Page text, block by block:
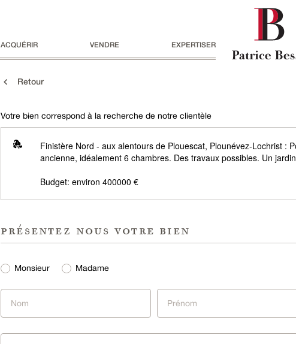
ACQUÉRIR VENDRE EXPERTISER
Retour
Votre bien correspond à la recherche de notre clientèle
Finistère Nord - aux alentours de Plouescat, Plounévez-Lochrist :
ancienne, idéalement 6 chambres. Des travaux possibles. Un
Budget: environ 400000 €
présentez nous votre bien
Monsieur Madame